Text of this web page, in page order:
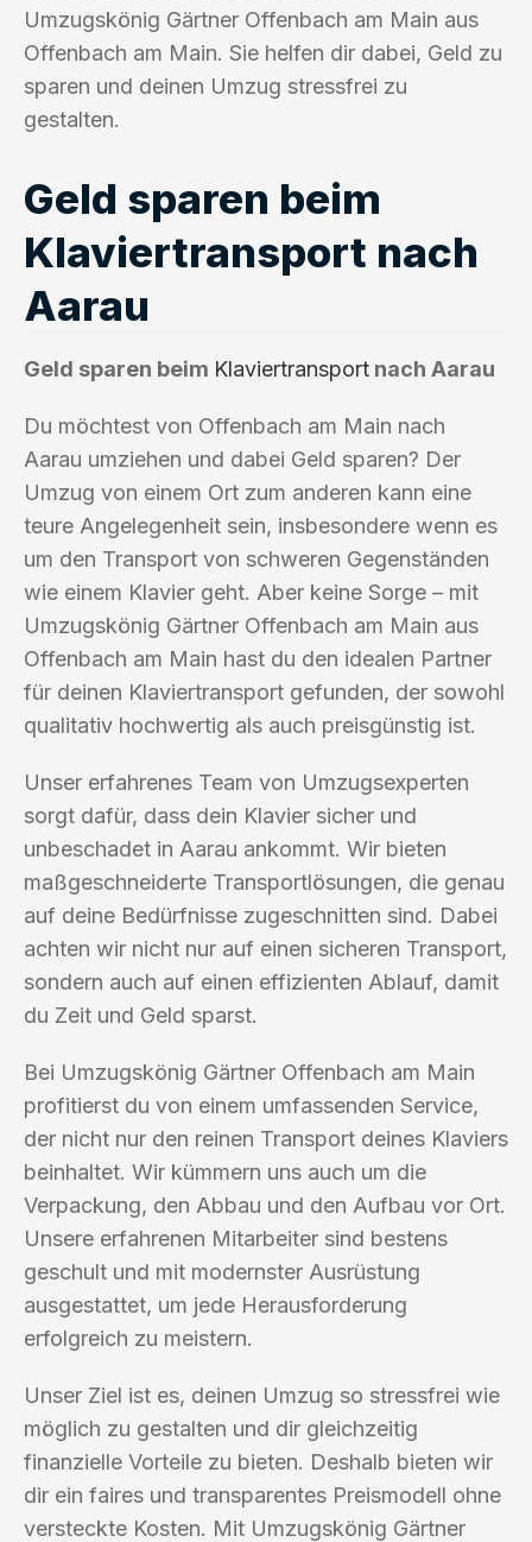
Umzugskönig Gärtner Offenbach am Main aus
Offenbach am Main. Sie helfen dir dabei, Geld zu
sparen und deinen Umzug stressfrei zu
gestalten.
Geld sparen beim
Klaviertransport nach
Aarau
Geld sparen beim Klaviertransport nach Aarau
Du möchtest von Offenbach am Main nach
Aarau umziehen und dabei Geld sparen? Der
Umzug von einem Ort zum anderen kann eine
teure Angelegenheit sein, insbesondere wenn es
um den Transport von schweren Gegenständen
wie einem Klavier geht. Aber keine Sorge – mit
Umzugskönig Gärtner Offenbach am Main aus
Offenbach am Main hast du den idealen Partner
für deinen Klaviertransport gefunden, der sowohl
qualitativ hochwertig als auch preisgünstig ist.
Unser erfahrenes Team von Umzugsexperten
sorgt dafür, dass dein Klavier sicher und
unbeschadet in Aarau ankommt. Wir bieten
maßgeschneiderte Transportlösungen, die genau
auf deine Bedürfnisse zugeschnitten sind. Dabei
achten wir nicht nur auf einen sicheren Transport,
sondern auch auf einen effizienten Ablauf, damit
du Zeit und Geld sparst.
Bei Umzugskönig Gärtner Offenbach am Main
profitierst du von einem umfassenden Service,
der nicht nur den reinen Transport deines Klaviers
beinhaltet. Wir kümmern uns auch um die
Verpackung, den Abbau und den Aufbau vor Ort.
Unsere erfahrenen Mitarbeiter sind bestens
geschult und mit modernster Ausrüstung
ausgestattet, um jede Herausforderung
erfolgreich zu meistern.
Unser Ziel ist es, deinen Umzug so stressfrei wie
möglich zu gestalten und dir gleichzeitig
finanzielle Vorteile zu bieten. Deshalb bieten wir
dir ein faires und transparentes Preismodell ohne
versteckte Kosten. Mit Umzugskönig Gärtner